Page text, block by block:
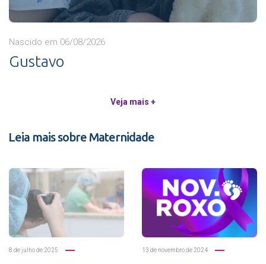
Nascido em 06/08/2026
Gustavo
Veja mais +
Leia mais sobre Maternidade
8 de julho de 2025 13 de novembro de 2024